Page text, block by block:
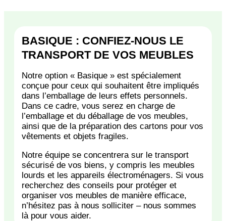
BASIQUE : CONFIEZ-NOUS LE
TRANSPORT DE VOS MEUBLES
Notre option « Basique » est spécialement
conçue pour ceux qui souhaitent être impliqués
dans l’emballage de leurs effets personnels.
Dans ce cadre, vous serez en charge de
l’emballage et du déballage de vos meubles,
ainsi que de la préparation des cartons pour vos
vêtements et objets fragiles.
Notre équipe se concentrera sur le transport
sécurisé de vos biens, y compris les meubles
lourds et les appareils électroménagers. Si vous
recherchez des conseils pour protéger et
organiser vos meubles de manière efficace,
n’hésitez pas à nous solliciter – nous sommes
là pour vous aider.